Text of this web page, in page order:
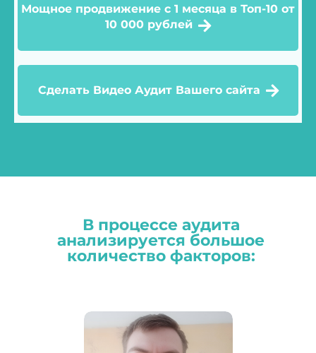
Мощное продвижение с 1 месяца в Топ-10 от
10 000 рублей
Сделать Видео Аудит Вашего сайта
В процессе аудита
анализируется большое
количество факторов: